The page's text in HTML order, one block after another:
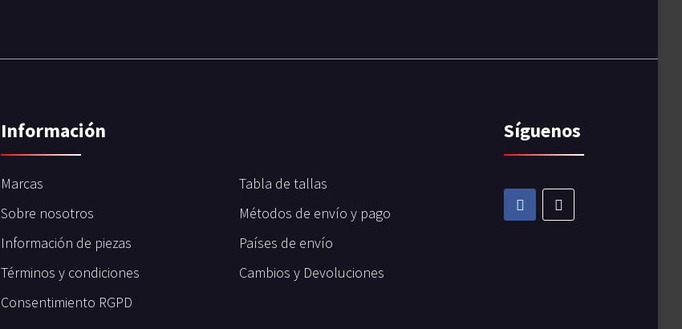
Información
Marcas
Sobre nosotros
Información de piezas
Términos y condiciones
Consentimiento RGPD
Tabla de tallas
Métodos de envío y pago
Países de envío
Cambios y Devoluciones
Síguenos